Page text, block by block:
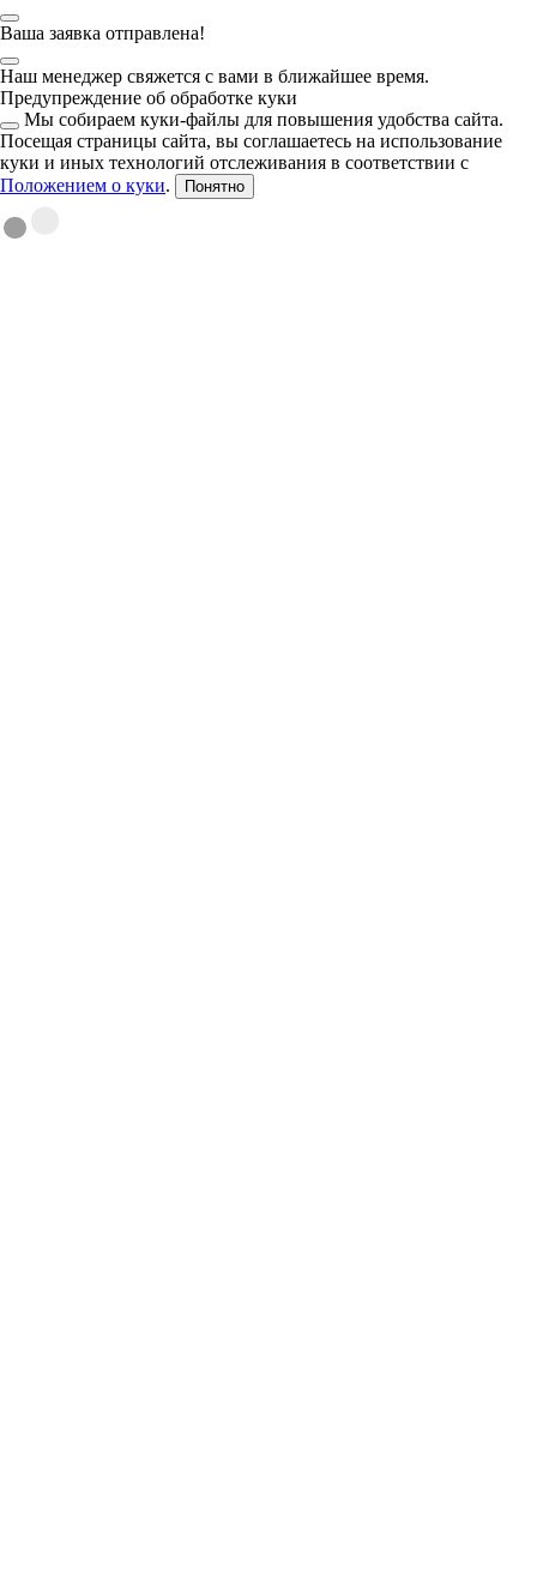
Ваша заявка отправлена!
Наш менеджер свяжется с вами в ближайшее время.
Предупреждение об обработке куки
Мы собираем куки-файлы для повышения удобства сайта.
Посещая страницы сайта, вы соглашаетесь на использование
куки и иных технологий отслеживания в соответствии с
Положением о куки. Понятно